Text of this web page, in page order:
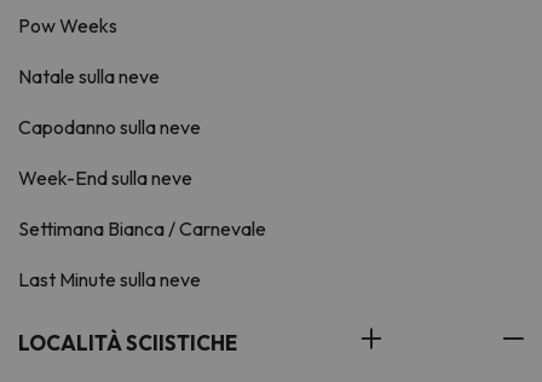
Pow Weeks
Natale sulla neve
Capodanno sulla neve
Week-End sulla neve
Settimana Bianca / Carnevale
Last Minute sulla neve
LOCALITÀ SCIISTICHE